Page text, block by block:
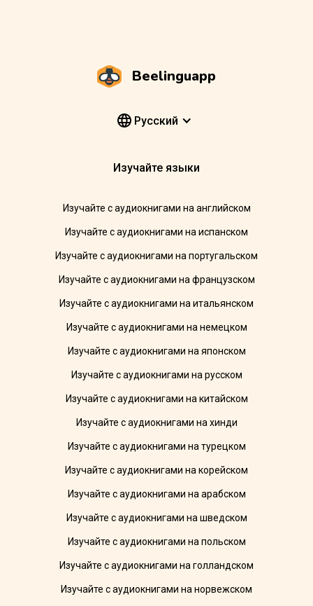
Beelinguapp
Pусский
Изучайте языки
Изучайте с аудиокнигами на английском
Изучайте с аудиокнигами на испанском
Изучайте с аудиокнигами на португальском
Изучайте с аудиокнигами на французском
Изучайте с аудиокнигами на итальянском
Изучайте с аудиокнигами на немецком
Изучайте с аудиокнигами на японском
Изучайте с аудиокнигами на русском
Изучайте с аудиокнигами на китайском
Изучайте с аудиокнигами на хинди
Изучайте с аудиокнигами на турецком
Изучайте с аудиокнигами на корейском
Изучайте с аудиокнигами на арабском
Изучайте с аудиокнигами на шведском
Изучайте с аудиокнигами на польском
Изучайте с аудиокнигами на голландском
Изучайте с аудиокнигами на норвежском